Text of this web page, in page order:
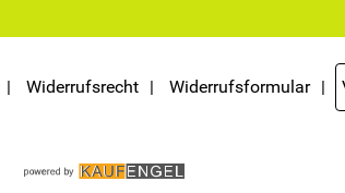
Widerrufsrecht Widerrufsformular